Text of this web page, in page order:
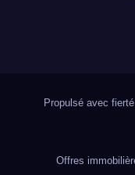
Propulsé avec
Offres